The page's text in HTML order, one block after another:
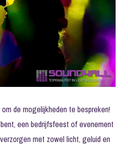
de mogelijkheden te bespreken!
een bedrijfsfeest of evenement
met zowel licht, geluid en